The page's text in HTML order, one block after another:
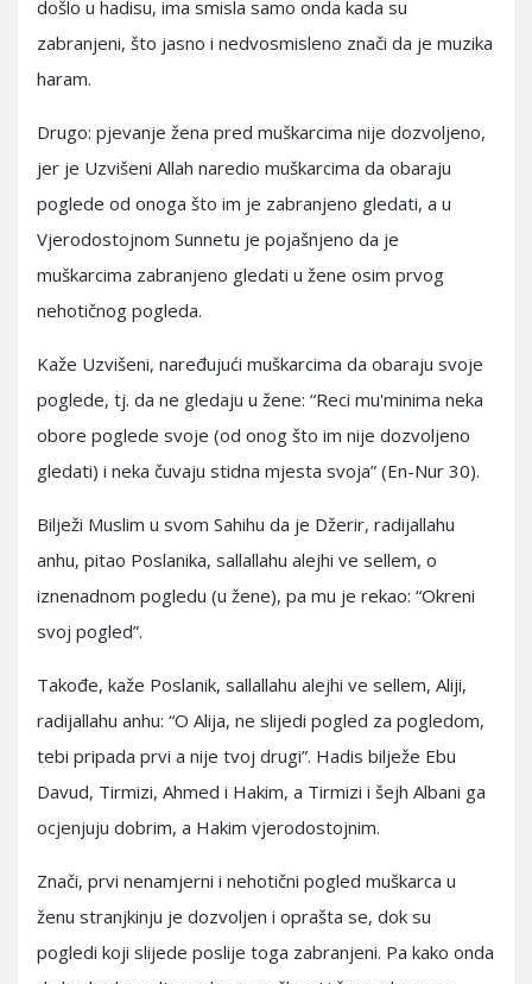
došlo u hadisu, ima smisla samo onda kada su
zabranjeni, što jasno i nedvosmisleno znači da je muzika
haram.
Drugo: pjevanje žena pred muškarcima nije dozvoljeno,
jer je Uzvišeni Allah naredio muškarcima da obaraju
poglede od onoga što im je zabranjeno gledati, a u
Vjerodostojnom Sunnetu je pojašnjeno da je
muškarcima zabranjeno gledati u žene osim prvog
nehotičnog pogleda.
Kaže Uzvišeni, naređujući muškarcima da obaraju svoje
poglede, tj. da ne gledaju u žene: “Reci mu'minima neka
obore poglede svoje (od onog što im nije dozvoljeno
gledati) i neka čuvaju stidna mjesta svoja” (En-Nur 30).
Bilježi Muslim u svom Sahihu da je Džerir, radijallahu
anhu, pitao Poslanika, sallallahu alejhi ve sellem, o
iznenadnom pogledu (u žene), pa mu je rekao: “Okreni
svoj pogled”.
Takođe, kaže Poslanik, sallallahu alejhi ve sellem, Aliji,
radijallahu anhu: “O Alija, ne slijedi pogled za pogledom,
tebi pripada prvi a nije tvoj drugi”. Hadis bilježe Ebu
Davud, Tirmizi, Ahmed i Hakim, a Tirmizi i šejh Albani ga
ocjenjuju dobrim, a Hakim vjerodostojnim.
Znači, prvi nenamjerni i nehotični pogled muškarca u
ženu stranjkinju je dozvoljen i oprašta se, dok su
pogledi koji slijede poslije toga zabranjeni. Pa kako onda